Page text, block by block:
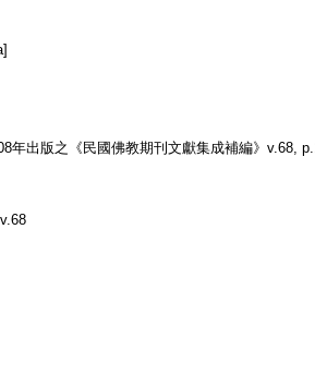
年出版之《民國佛教期刊文獻集成補編》v.68,